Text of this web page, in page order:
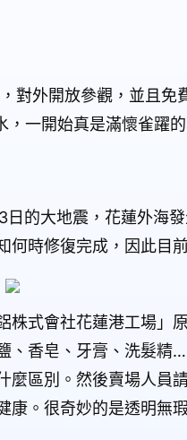
對外開放參觀，並且免
，一開始真是滿懷雀躍
3日的大地震，花蓮外海
何時修復完成，因此目
株式會社花蓮港工場」
、香皂、牙膏、洗髮精…
麼區別。然後賣場人員
康。很奇妙的是透明無